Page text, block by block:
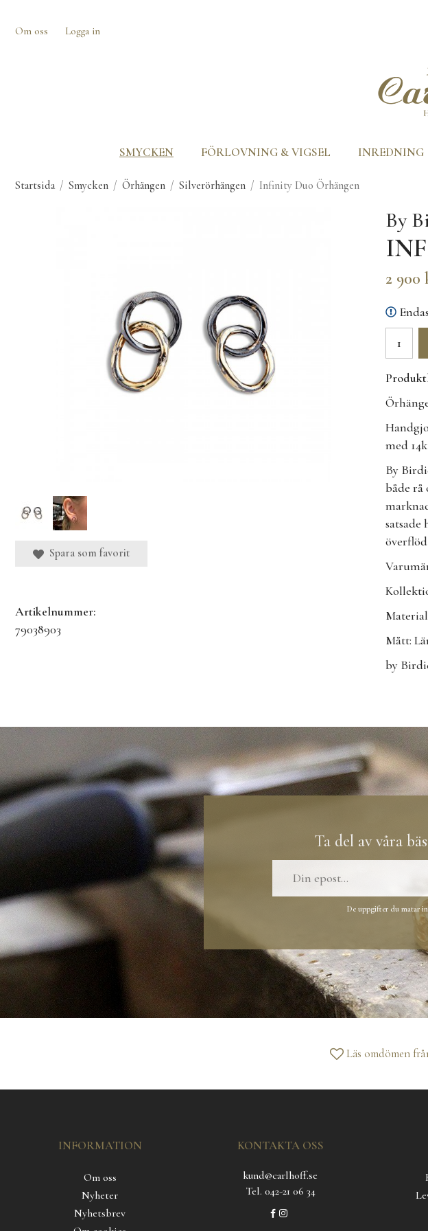
Om oss Logga in
SMYCKEN FÖRLOVNING & VIGSEL INREDNING
Startsida / Smycken / Örhängen / Silverörhängen / Infinity Duo Örhängen
By
2 900
med
By
både rå
satsade
Mått:
by
Spara som favorit
Artikelnummer:
79038903
Ta del av våra
De uppgifter du matar
Läs omdömen
INFORMATION
Om oss
Nyheter
Nyhetsbrev
KONTAKTA OSS
kund@carlhoff.se
Tel. 042-21 06 34